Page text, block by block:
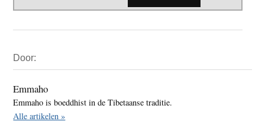
Sidebar
Door:
Emmaho
Emmaho is boeddhist in de Tibetaanse traditie.
Alle artikelen »